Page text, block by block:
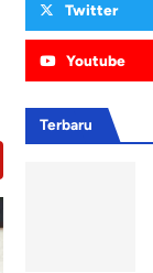
Twitter
Youtube
Terbaru